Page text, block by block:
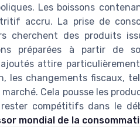
Les boissons
accru. La prise de
cherchent des produits
préparées à partir de
attire
les changements fiscaux,
Cela pousse les
compétitifs dans le
mondial de la